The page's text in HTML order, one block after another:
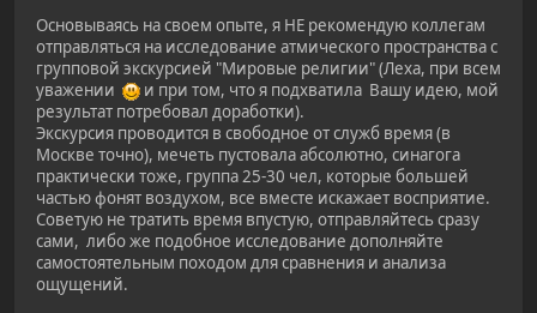
Основываясь на своем опыте, я НЕ рекомендую коллегам
отправляться на исследование атмического пространства с
групповой экскурсией "Мировые религии" (Леха, при всем
уважении
и при том, что я подхватила Вашу идею, мой
результат потребовал доработки).
Экскурсия проводится в свободное от служб время (в
Москве точно), мечеть пустовала абсолютно, синагога
практически тоже, группа 25-30 чел, которые большей
частью фонят воздухом, все вместе искажает восприятие.
Советую не тратить время впустую, отправляйтесь сразу
сами, либо же подобное исследование дополняйте
самостоятельным походом для сравнения и анализа
ощущений.